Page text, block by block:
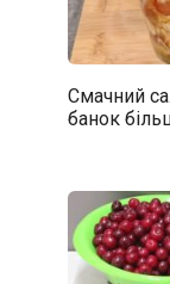
Смачний
банок